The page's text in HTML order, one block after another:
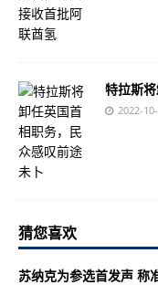
特拉斯
2022-
猜您喜欢
苏纳克为参选首发声 称